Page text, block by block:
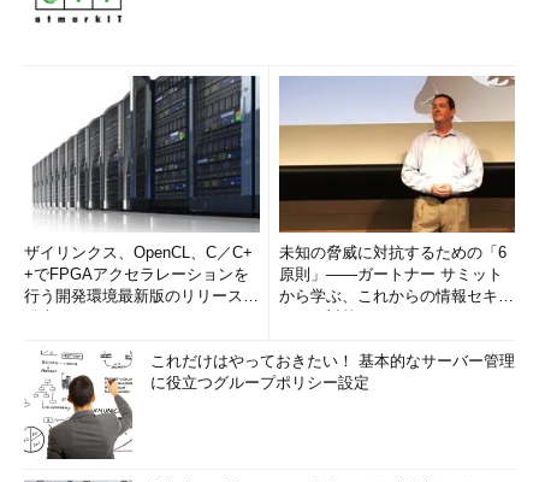
ザイリンクス、OpenCL、C／C+
+でFPGAアクセラレーションを
行う開発環境最新版のリリースを
未知の脅威に対抗するための「6
原則」――ガートナー サミット
から学ぶ、これからの情報セキュ
これだけはやっておきたい！ 基本的なサーバー管理
に役立つグループポリシー設定